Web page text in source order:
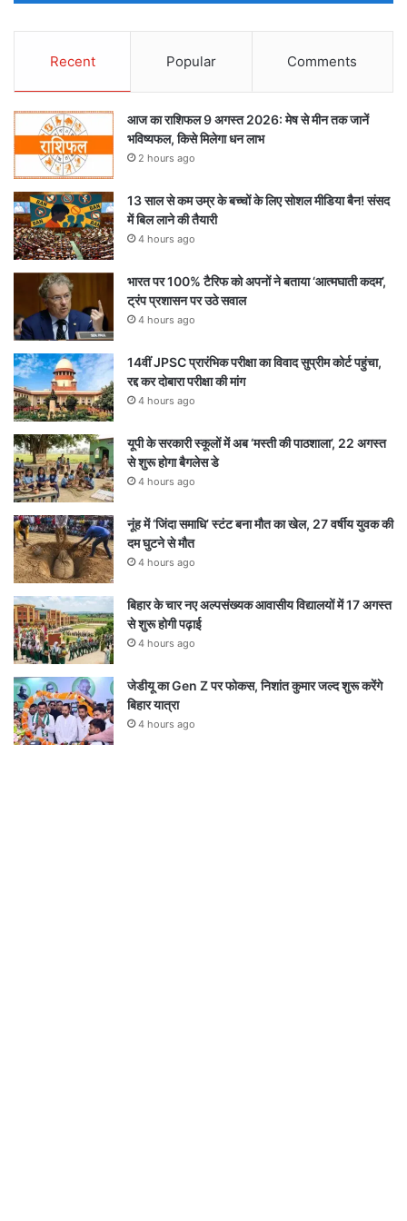
Recent Popular Comments
आज का राशिफल 9 अगस्त 2026: मेष से मीन तक जानें
भविष्यफल, किसे मिलेगा धन लाभ
2 hours ago
13 साल से कम उम्र के बच्चों के लिए सोशल मीडिया बैन! संसद
में बिल लाने की तैयारी
4 hours ago
भारत पर 100% टैरिफ को अपनों ने बताया ‘आत्मघाती कदम’,
ट्रंप प्रशासन पर उठे सवाल
4 hours ago
14वीं JPSC प्रारंभिक परीक्षा का विवाद सुप्रीम कोर्ट पहुंचा,
रद्द कर दोबारा परीक्षा की मांग
4 hours ago
यूपी के सरकारी स्कूलों में अब ‘मस्ती की पाठशाला’, 22 अगस्त
से शुरू होगा बैगलेस डे
4 hours ago
नूंह में ‘जिंदा समाधि’ स्टंट बना मौत का खेल, 27 वर्षीय युवक की
दम घुटने से मौत
4 hours ago
बिहार के चार नए अल्पसंख्यक आवासीय विद्यालयों में 17 अगस्त
से शुरू होगी पढ़ाई
4 hours ago
जेडीयू का Gen Z पर फोकस, निशांत कुमार जल्द शुरू करेंगे
बिहार यात्रा
4 hours ago